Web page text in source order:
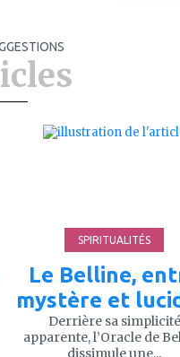
SPIRITUALITÉS
Le Belline,
mystère et
Derrière sa simplicité
apparente, l’Oracle de
dissimule une...